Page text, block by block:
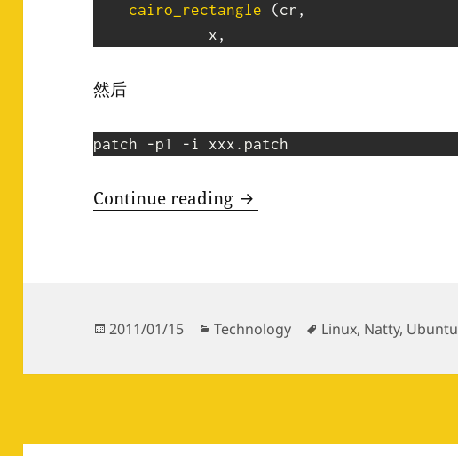
cairo_rectangle
(cr ,
x ,
然后
Continue reading 把完美的notify-osd找回来
Posted
2011/01/15 Categories
Technology Tags
Linux, Natty, Ubuntu